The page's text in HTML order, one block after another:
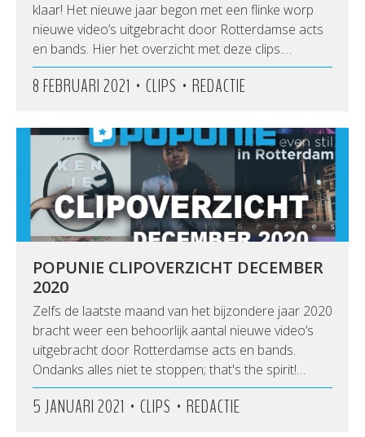
klaar! Het nieuwe jaar begon met een flinke worp
nieuwe video’s uitgebracht door Rotterdamse acts
en bands. Hier het overzicht met deze clips.…
8 FEBRUARI 2021 • CLIPS • REDACTIE
POPUNIE CLIPOVERZICHT DECEMBER
2020
Zelfs de laatste maand van het bijzondere jaar 2020
bracht weer een behoorlijk aantal nieuwe video’s
uitgebracht door Rotterdamse acts en bands.
Ondanks alles niet te stoppen; that's the spirit!…
5 JANUARI 2021 • CLIPS • REDACTIE